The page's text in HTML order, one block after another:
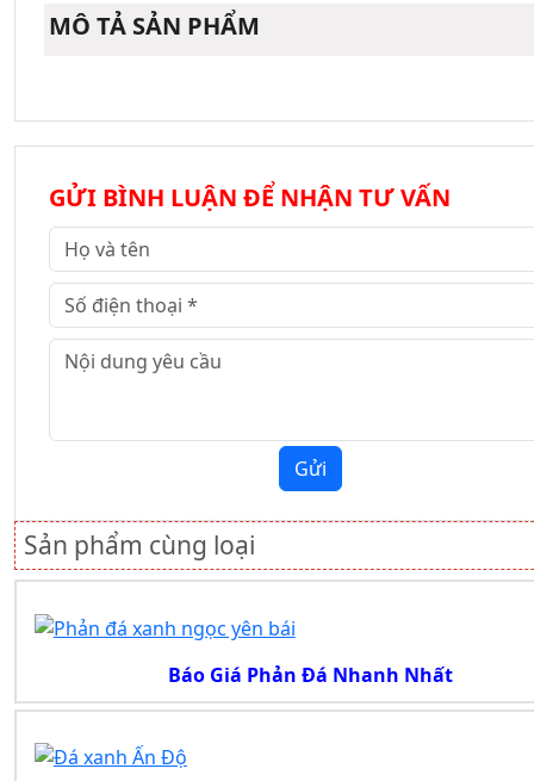
MÔ TẢ SẢN PHẨM
GỬI BÌNH LUẬN ĐỂ NHẬN TƯ VẤN
Gửi
Sản phẩm cùng loại
Báo Giá Phản Đá Nhanh Nhất